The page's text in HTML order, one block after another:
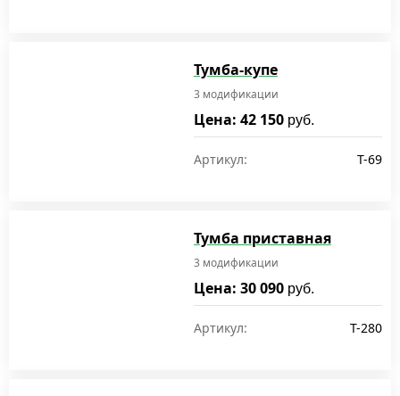
Тумба-купе
3 модификации
Цена: 42 150 руб.
Артикул: T-69
Тумба приставная
3 модификации
Цена: 30 090 руб.
Артикул: T-280